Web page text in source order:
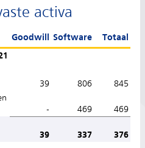
activa
Goodwill Software
Totaal
39 806
845
- 469
469
39 337 376